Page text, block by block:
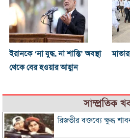
ইরানকে ‘না যুদ্ধ, না শান্তি’ অবস্থা
থেকে বের হওয়ার আহ্বান
সাম্প্রতিক
রিজভীর বক্তব্যে ক্ষুব্ধ